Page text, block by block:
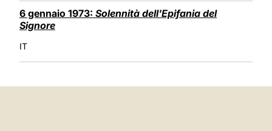
6 gennaio 1973: Solennità dell'Epifania del
Signore
IT